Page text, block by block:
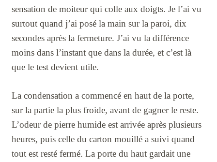
sensation de moiteur qui colle aux doigts. Je l’ai vu
surtout quand j’ai posé la main sur la paroi, dix
secondes après la fermeture. J’ai vu la différence
moins dans l’instant que dans la durée, et c’est là
que le test devient utile.
La condensation a commencé en haut de la porte,
sur la partie la plus froide, avant de gagner le reste.
L’odeur de pierre humide est arrivée après plusieurs
heures, puis celle du carton mouillé a suivi quand
tout est resté fermé. La porte du haut gardait une